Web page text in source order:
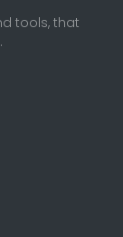
tools, that